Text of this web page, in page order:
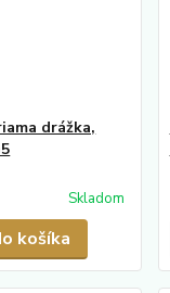
drážka,
Skladom
košíka